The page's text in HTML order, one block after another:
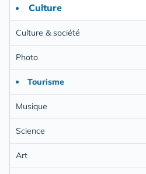
Culture
Culture & société
Photo
Tourisme
Musique
Science
Art